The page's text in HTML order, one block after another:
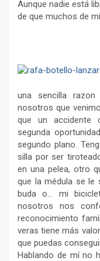
Aunque nadie está
de que muchos de
una sencilla
nosotros que
que un accidente
segunda
segundo plano.
silla por ser
en una pelea, otro
que la médula se le
buda o… mi
nosotros nos
reconocimiento
veras tiene más
que puedas
Hablando de mí no